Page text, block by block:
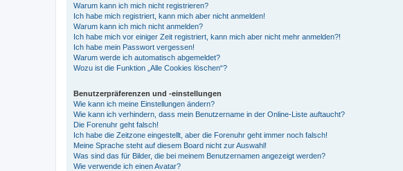
Warum kann ich mich nicht registrieren?
Ich habe mich registriert, kann mich aber nicht anmelden!
Warum kann ich mich nicht anmelden?
Ich habe mich vor einiger Zeit registriert, kann mich aber nicht mehr anmelden?!
Ich habe mein Passwort vergessen!
Warum werde ich automatisch abgemeldet?
Wozu ist die Funktion „Alle Cookies löschen“?
Benutzerpräferenzen und -einstellungen
Wie kann ich meine Einstellungen ändern?
Wie kann ich verhindern, dass mein Benutzername in der Online-Liste auftaucht?
Die Forenuhr geht falsch!
Ich habe die Zeitzone eingestellt, aber die Forenuhr geht immer noch falsch!
Meine Sprache steht auf diesem Board nicht zur Auswahl!
Was sind das für Bilder, die bei meinem Benutzernamen angezeigt werden?
Wie verwende ich einen Avatar?